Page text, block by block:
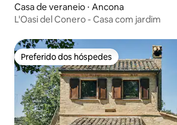
Casa de veraneio ⋅ Ancona
L'Oasi del Conero - Casa com jardim
Preferido dos hóspedes
Preferido dos hóspedes